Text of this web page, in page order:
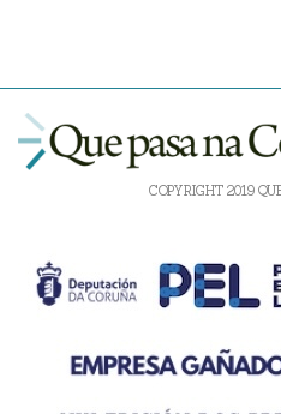
COPYRIGHT 2019